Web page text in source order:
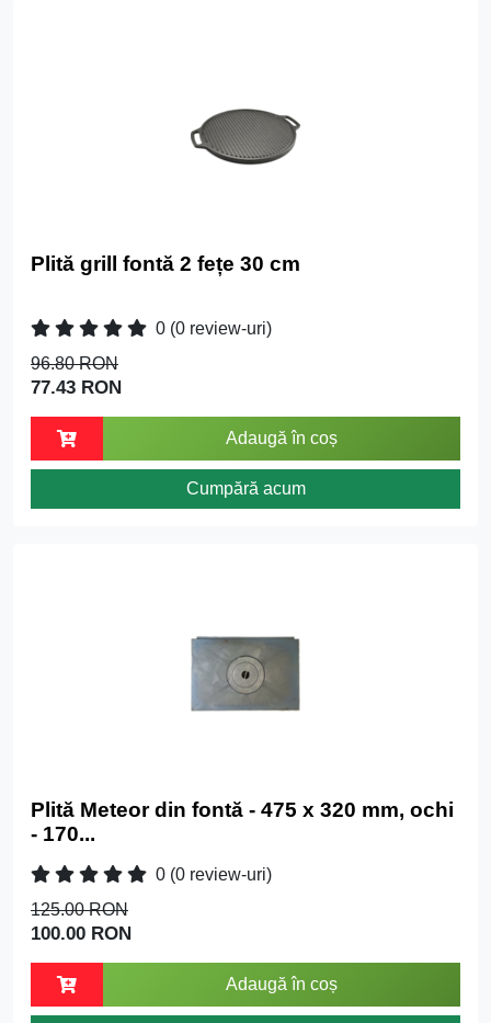
Plită grill fontă 2 fețe 30 cm
0 (0 review-uri)
96.80 RON
77.43 RON
Adaugă în coș
Cumpără acum
Plită Meteor din fontă - 475 x 320 mm, ochi
- 170...
0 (0 review-uri)
125.00 RON
100.00 RON
Adaugă în coș